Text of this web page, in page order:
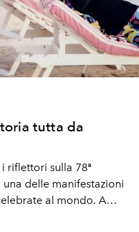
tutta da
riflettori sulla 78ª
una delle manifestazioni
al mondo. A